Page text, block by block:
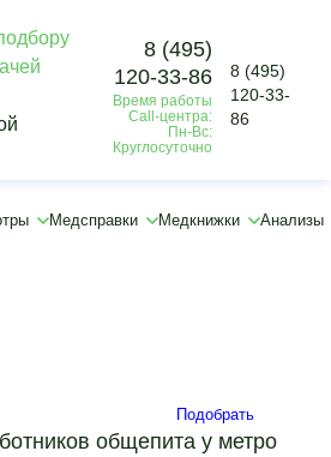
8 (495)
120-33-86
Время работы
Call-центра:
Пн-Вс:
Круглосуточно
8 (495)
120-33-
86
Медсправки Медкнижки Анализы
общепита
Подобрать
общепита у метро